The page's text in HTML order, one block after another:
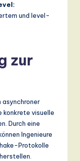
und level-
zur
asynchroner
konkrete visuelle
Durch eine
Ingenieure
Protokolle